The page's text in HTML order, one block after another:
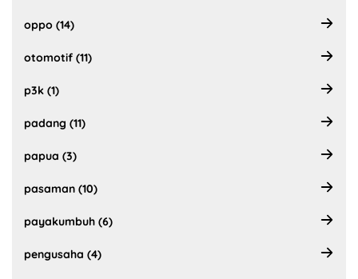
oppo (14)
otomotif (11)
p3k (1)
padang (11)
papua (3)
pasaman (10)
payakumbuh (6)
pengusaha (4)